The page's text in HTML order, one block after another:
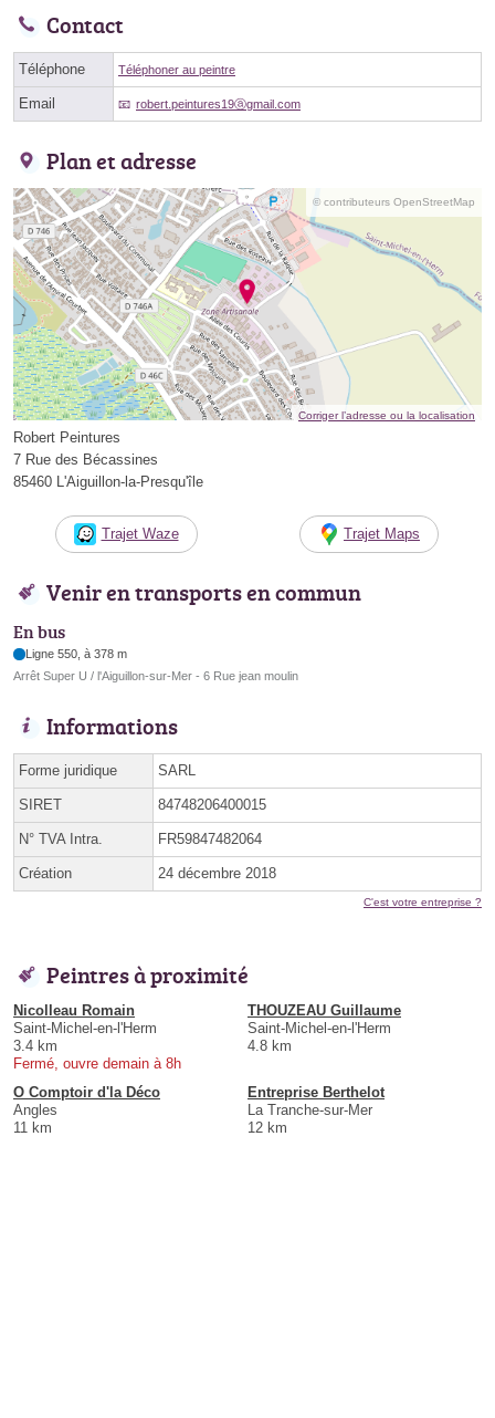
Contact
Téléphone Téléphoner au peintre
Email robert.peintures19ⓐgmail.com
Plan et adresse
© contributeurs OpenStreetMap
Corriger l’adresse ou la localisation
Robert Peintures
7 Rue des Bécassines
85460 L'Aiguillon-la-Presqu'île
Trajet Waze Trajet Maps
Venir en transports en commun
En bus
Ligne 550, à 378 m
Arrêt Super U / l'Aiguillon-sur-Mer - 6 Rue jean moulin
Informations
Forme juridique SARL
SIRET 84748206400015
N° TVA Intra. FR59847482064
Création 24 décembre 2018
C'est votre entreprise ?
Peintres à proximité
Nicolleau Romain
Saint-Michel-en-l'Herm
3.4 km
Fermé, ouvre demain à 8h
THOUZEAU Guillaume
Saint-Michel-en-l'Herm
4.8 km
O Comptoir d'la Déco
Angles
11 km
Entreprise Berthelot
La Tranche-sur-Mer
12 km